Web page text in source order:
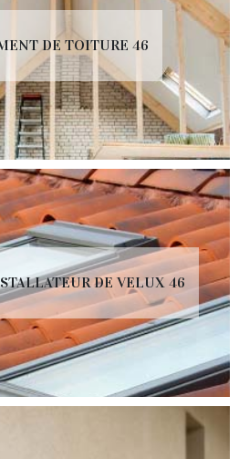
DE TOITURE 46
DE VELUX 46